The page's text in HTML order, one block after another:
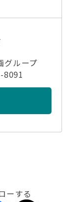
グループ
ーする